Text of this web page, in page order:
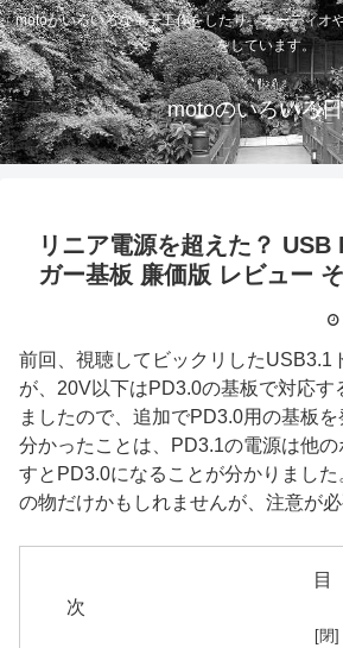
motoがいろいろな電子工作をしたり、オーディオ
をしています。
motoのいろいろ
リニア電源を超えた？ USB
ガー基板 廉価版 レビュー
前回、視聴してビックリしたUSB3.1
が、20V以下はPD3.0の基板で対応す
ましたので、追加でPD3.0用の基板
分かったことは、PD3.1の電源は他
すとPD3.0になることが分かりました
の物だけかもしれませんが、注意が必
目